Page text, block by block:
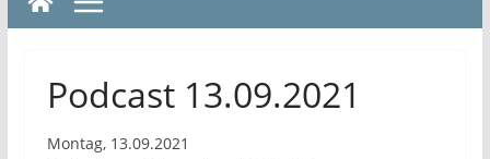
Podcast 13.09.2021
Montag, 13.09.2021